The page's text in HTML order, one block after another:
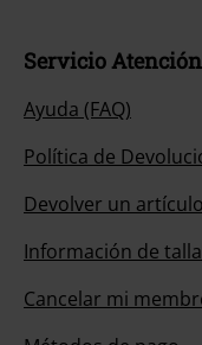
Servicio
Ayuda (FAQ)
Política de
Devolver un artículo
Información de
Cancelar mi